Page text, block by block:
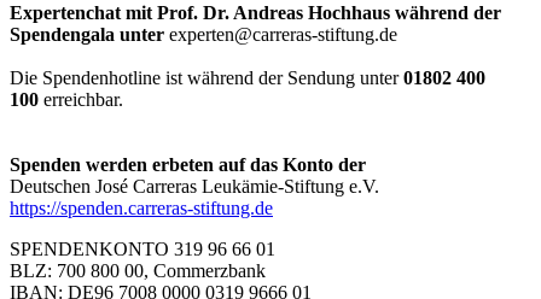
Expertenchat mit Prof. Dr. Andreas Hochhaus während der
Spendengala unter experten@carreras-stiftung.de
Die Spendenhotline ist während der Sendung unter01802 400
100 erreichbar.
Spenden werden erbeten auf das Konto der
Deutschen José Carreras Leukämie-Stiftung e.V.
https://spenden.carreras-stiftung.de
SPENDENKONTO 319 96 66 01
BLZ: 700 800 00, Commerzbank
IBAN: DE96 7008 0000 0319 9666 01